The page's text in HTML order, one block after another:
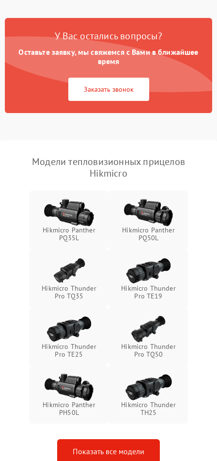
Неисправность системы
Поломка системы GPS 2000 ₽ Подробнее →
Повреждение системы
защиты от перегрузок
1500 ₽
автоматического
1500 ₽ Подробнее →
Неисправность системы
защиты от
перенапряжения
Подробнее →
защиты от замыкания
Неисправность системы
защиты от перегрева
1500 ₽ Подробнее →
Поломка системы защиты
от перенапряжения
Подробнее →
Поломка системы защиты
от замыкания
1500 ₽ Подробнее →
У Вас остались вопросы?
Оставьте заявку, мы свяжемся с Вами в ближайшее
время
Заказать звонок
Модели тепловизионных прицелов
Hikmicro
Hikmicro Panther
PQ35L
Hikmicro Panther
PQ50L
Hikmicro Thunder
Pro TQ35
Hikmicro Thunder
Pro TE19
Hikmicro Thunder
Pro TE25
Hikmicro Thunder
Pro TQ50
Hikmicro Panther
PH50L
Hikmicro Thunder
TH25
Показать все модели